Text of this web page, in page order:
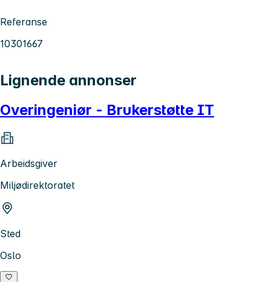
Referanse
10301667
Lignende annonser
Overingeniør - Brukerstøtte IT
Arbeidsgiver
Miljødirektoratet
Sted
Oslo